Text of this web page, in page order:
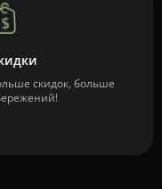
скидок, больше